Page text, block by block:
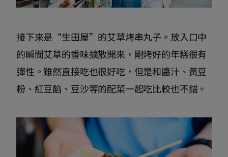
接下來是“生田屋”的艾草烤串丸子。放入口中
的瞬間艾草的香味擴散開來，剛烤好的年糕很有
彈性。雖然直接吃也很好吃，但是和醬汁、黃豆
粉、紅豆餡、豆沙等的配菜一起吃比較也不錯。